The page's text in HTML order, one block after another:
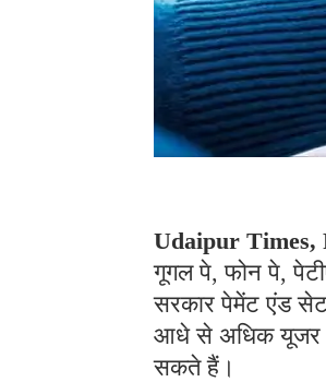
Udaipur Times,
गूगल पे, फोन पे,
सरकार पेमेंट एंड
आधे से अधिक यूजर
सकते हैं।